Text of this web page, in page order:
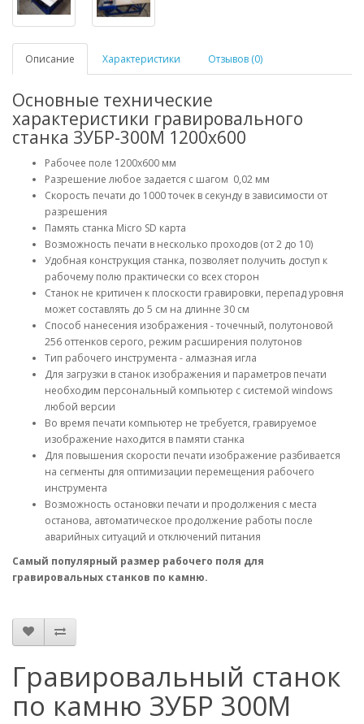
Описание Характеристики Отзывов (0)
Основные технические
характеристики гравировального
станка ЗУБР-300М 1200х600
Рабочее поле 1200х600 мм
Разрешение любое задается с шагом 0,02 мм
Скорость печати до 1000 точек в секунду в зависимости от
разрешения
Память станка Micro SD карта
Возможность печати в несколько проходов (от 2 до 10)
Удобная конструкция станка, позволяет получить доступ к
рабочему полю практически со всех сторон
Станок не критичен к плоскости гравировки, перепад уровня
может составлять до 5 см на длинне 30 см
Способ нанесения изображения - точечный, полутоновой
256 оттенков серого, режим расширения полутонов
Тип рабочего инструмента - алмазная игла
Для загрузки в станок изображения и параметров печати
необходим персональный компьютер с системой windows
любой версии
Во время печати компьютер не требуется, гравируемое
изображение находится в памяти станка
Для повышения скорости печати изображение разбивается
на сегменты для оптимизации перемещения рабочего
инструмента
Возможность остановки печати и продолжения с места
останова, автоматическое продолжение работы после
аварийных ситуаций и отключений питания
Самый популярный размер рабочего поля для
гравировальных станков по камню.
Гравировальный станок
по камню ЗУБР 300М